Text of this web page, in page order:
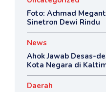
Foto: Achmad
Sinetron Dewi Rindu
News
Ahok Jawab Desas-
Kota Negara di
Daerah